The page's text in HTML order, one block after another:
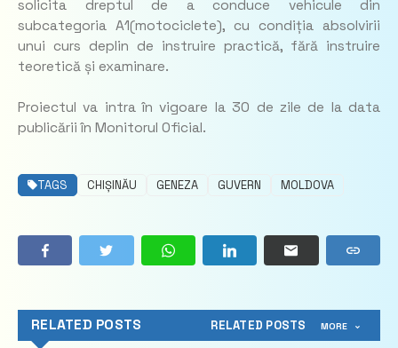
solicita dreptul de a conduce vehicule din
subcategoria A1(motociclete), cu condiția absolvirii
unui curs deplin de instruire practică, fără instruire
teoretică și examinare.
Proiectul va intra în vigoare la 30 de zile de la data
publicării în Monitorul Oficial.
TAGS CHIȘINĂU GENEZA GUVERN MOLDOVA
RELATED POSTS RELATED POSTS MORE